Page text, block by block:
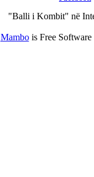
"Balli i Kombit" në
Mambois Free Software